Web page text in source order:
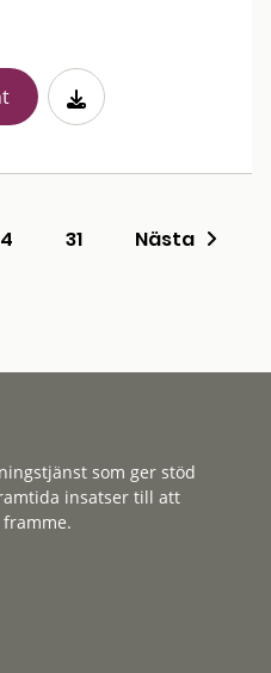
4 31 Nästa
som ger stöd
insatser till att